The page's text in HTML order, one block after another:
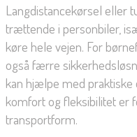
Langdistancekørsel eller
trættende i personbiler,
køre hele vejen. For
også færre
kan hjælpe med praktiske
komfort og fleksibilitet er
transportform.